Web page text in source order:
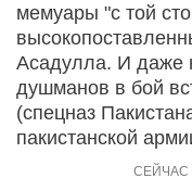
мемуары "с той
Асадулла. И даже
душманов в бой
(спецназ
пакистанской